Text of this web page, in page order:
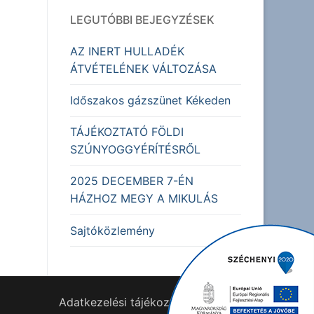
LEGUTÓBBI BEJEGYZÉSEK
AZ INERT HULLADÉK
ÁTVÉTELÉNEK VÁLTOZÁSA
Időszakos gázszünet Kékeden
TÁJÉKOZTATÓ FÖLDI
SZÚNYOGGYÉRÍTÉSRŐL
2025 DECEMBER 7-ÉN
HÁZHOZ MEGY A MIKULÁS
Sajtóközlemény
Adatkezelési tájékoztató